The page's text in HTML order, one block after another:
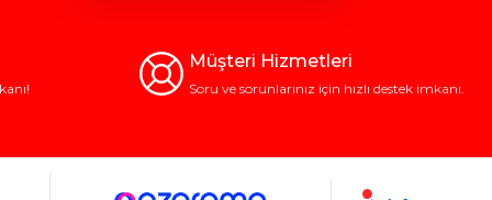
Müşteri Hizmetleri
Soru ve sorunlarınız için hızlı destek imkanı.